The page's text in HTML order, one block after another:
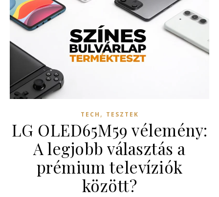
TECH , TESZTEK
LG OLED65M59 vélemény:
A legjobb választás a
prémium televíziók
között?